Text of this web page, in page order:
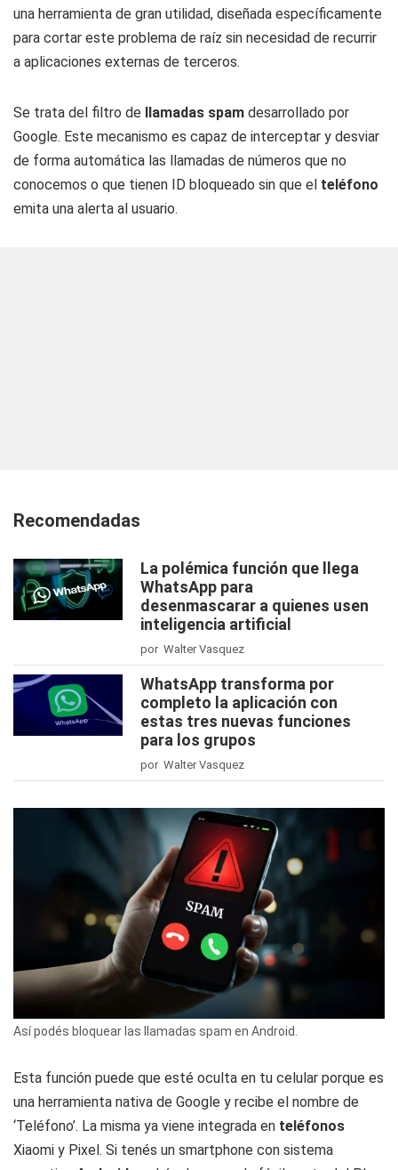
una herramienta de gran utilidad, diseñada específicamente
para cortar este problema de raíz sin necesidad de recurrir
a aplicaciones externas de terceros.
Se trata del filtro de llamadas spam desarrollado por
Google. Este mecanismo es capaz de interceptar y desviar
de forma automática las llamadas de números que no
conocemos o que tienen ID bloqueado sin que el teléfono
emita una alerta al usuario.
Recomendadas
La polémica función que llega
WhatsApp para
desenmascarar a quienes usen
inteligencia artificial
por Walter Vasquez
WhatsApp transforma por
completo la aplicación con
estas tres nuevas funciones
para los grupos
por Walter Vasquez
Así podés bloquear las llamadas spam en Android.
Esta función puede que esté oculta en tu celular porque es
una herramienta nativa de Google y recibe el nombre de
‘Teléfono’. La misma ya viene integrada en teléfonos
Xiaomi y Pixel. Si tenés un smartphone con sistema